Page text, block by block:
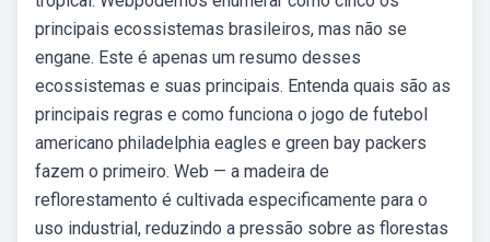
principais ecossistemas brasileiros, mas não se
engane. Este é apenas um resumo desses
ecossistemas e suas principais. Entenda quais são as
principais regras e como funciona o jogo de futebol
americano philadelphia eagles e green bay packers
fazem o primeiro. Web — a madeira de
reflorestamento é cultivada especificamente para o
uso industrial, reduzindo a pressão sobre as florestas